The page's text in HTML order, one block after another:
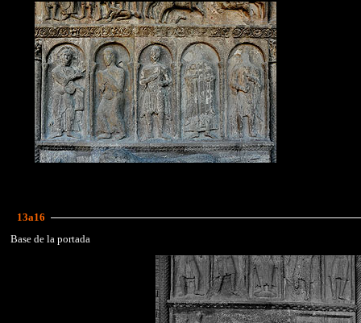
13a16
Base de la portada